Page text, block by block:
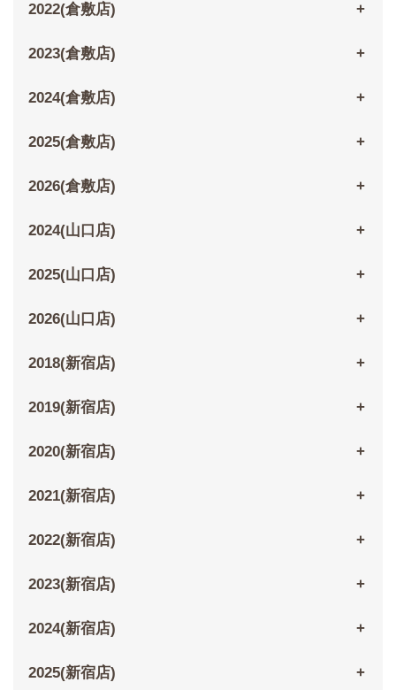
2022(倉敷店)
2023(倉敷店)
2024(倉敷店)
2025(倉敷店)
2026(倉敷店)
2024(山口店)
2025(山口店)
2026(山口店)
2018(新宿店)
2019(新宿店)
2020(新宿店)
2021(新宿店)
2022(新宿店)
2023(新宿店)
2024(新宿店)
2025(新宿店)